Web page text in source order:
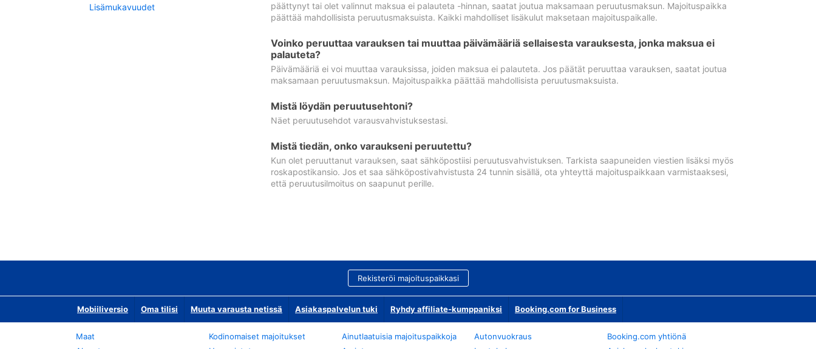
Lisämukavuudet
päättynyt tai olet valinnut maksua ei palauteta -hinnan, saatat joutua maksamaan peruutusmaksun. Majoituspaikka
päättää mahdollisista peruutusmaksuista. Kaikki mahdolliset lisäkulut maksetaan majoituspaikalle.
Voinko peruuttaa varauksen tai muuttaa päivämääriä sellaisesta varauksesta, jonka maksua ei
palauteta?
Päivämääriä ei voi muuttaa varauksissa, joiden maksua ei palauteta. Jos päätät peruuttaa varauksen, saatat joutua
maksamaan peruutusmaksun. Majoituspaikka päättää mahdollisista peruutusmaksuista.
Mistä löydän peruutusehtoni?
Näet peruutusehdot varausvahvistuksestasi.
Mistä tiedän, onko varaukseni peruutettu?
Kun olet peruuttanut varauksen, saat sähköpostiisi peruutusvahvistuksen. Tarkista saapuneiden viestien lisäksi myös
roskapostikansio. Jos et saa sähköpostivahvistusta 24 tunnin sisällä, ota yhteyttä majoituspaikkaan varmistaaksesi,
että peruutusilmoitus on saapunut perille.
Rekisteröi majoituspaikkasi
Mobiiliversio Oma tilisi Muuta varausta netissä Asiakaspalvelun tuki Ryhdy affiliate-kumppaniksi Booking.com for Business
Maat
Kodinomaiset majoitukset
Ainutlaatuisia majoituspaikkoja
Autonvuokraus
Booking.com yhtiönä